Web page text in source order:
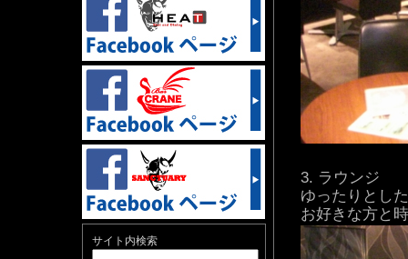
サイト内検索
ラウンジ
ゆったりとし
お好きな方と